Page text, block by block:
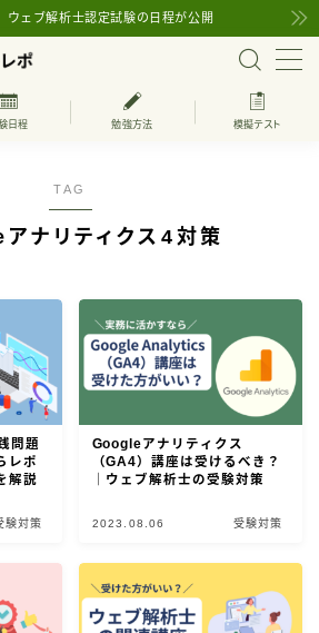
ウェブ解析士認定試験の日程が公開
策
クス4対策（独学）
日程 勉強方法 模擬テスト
TAG
ナリティクス4対策
問題
レポ
解説
験対策
Googleアナリティクス
（GA4）講座は受けるべき？
｜ウェブ解析士の受験対策
2023.08.06 受験対策